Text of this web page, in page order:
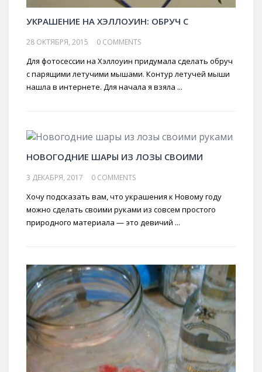
УКРАШЕНИЕ НА ХЭЛЛОУИН: ОБРУЧ С
28 ОКТЯБРЯ, 2015 0 COMMENTS
Для фотосессии на Хэллоуин придумала сделать обруч
с парящими летучими мышами. Контур летучей мыши
нашла в интернете. Для начала я взяла ...
НОВОГОДНИЕ ШАРЫ ИЗ ЛОЗЫ СВОИМИ
3 ДЕКАБРЯ, 2017 0 COMMENTS
Хочу подсказать вам, что украшения к Новому году
можно сделать своими руками из совсем простого
природного материала — это девичий ...